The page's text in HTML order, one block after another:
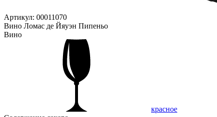
Артикул: 00011070
Вино Ломас де Йяуэн Пипеньо
Вино
красное